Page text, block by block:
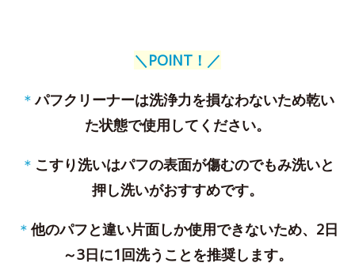
＼POINT！／
＊パフクリーナーは洗浄力を損なわないため乾い
た状態で使用してください。
＊ こすり洗いはパフの表面が傷むのでもみ洗いと
押し洗いがおすすめです。
＊ 他のパフと違い片面しか使用できないため、2日
～3日に1回洗うことを推奨します。